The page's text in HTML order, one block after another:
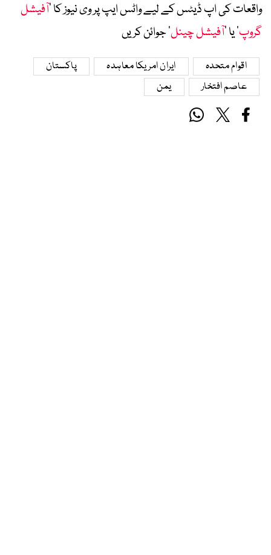
واقعات کی اپ ڈیٹس کے لیے واٹس ایپ پر وی نیوز کا ’آفیشل
گروپ‘ یا ’آفیشل چینل‘ جوائن کریں
اقوام متحدہ ایران امریکا معاہدہ
پاکستان
عاصم افتخار
یمن